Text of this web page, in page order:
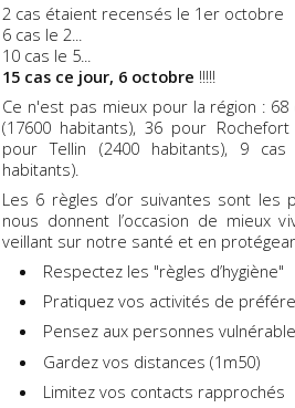
2 cas étaient recensés le 1er octobre
6 cas le 2...
10 cas le 5...
15 cas ce jour, 6 octobre !!!!!
Ce n'est pas mieux pour la région : 68
(17600 habitants), 36 pour
pour Tellin (2400 habitants), 9
habitants).
Les 6 règles d’or suivantes sont les
nous donnent l’occasion de mieux
veillant sur notre santé et en
Respectez les "règles d’hygiène"
Pratiquez vos activités de
Pensez aux personnes
Gardez vos distances (1m50)
Limitez vos contacts rapprochés